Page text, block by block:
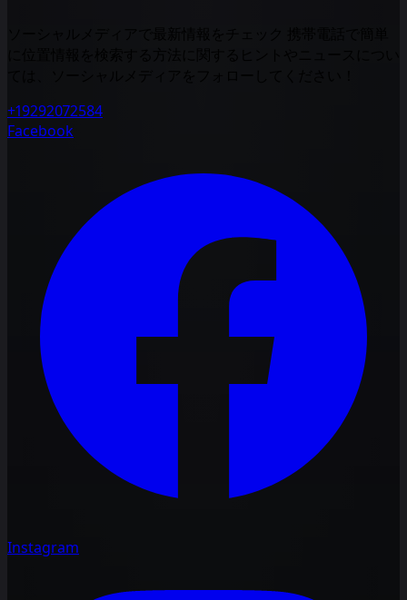
+19292072584
Facebook
Instagram